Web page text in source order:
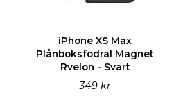
iPhone XS Max
Plånboksfodral Magnet
Rvelon - Svart
349 kr